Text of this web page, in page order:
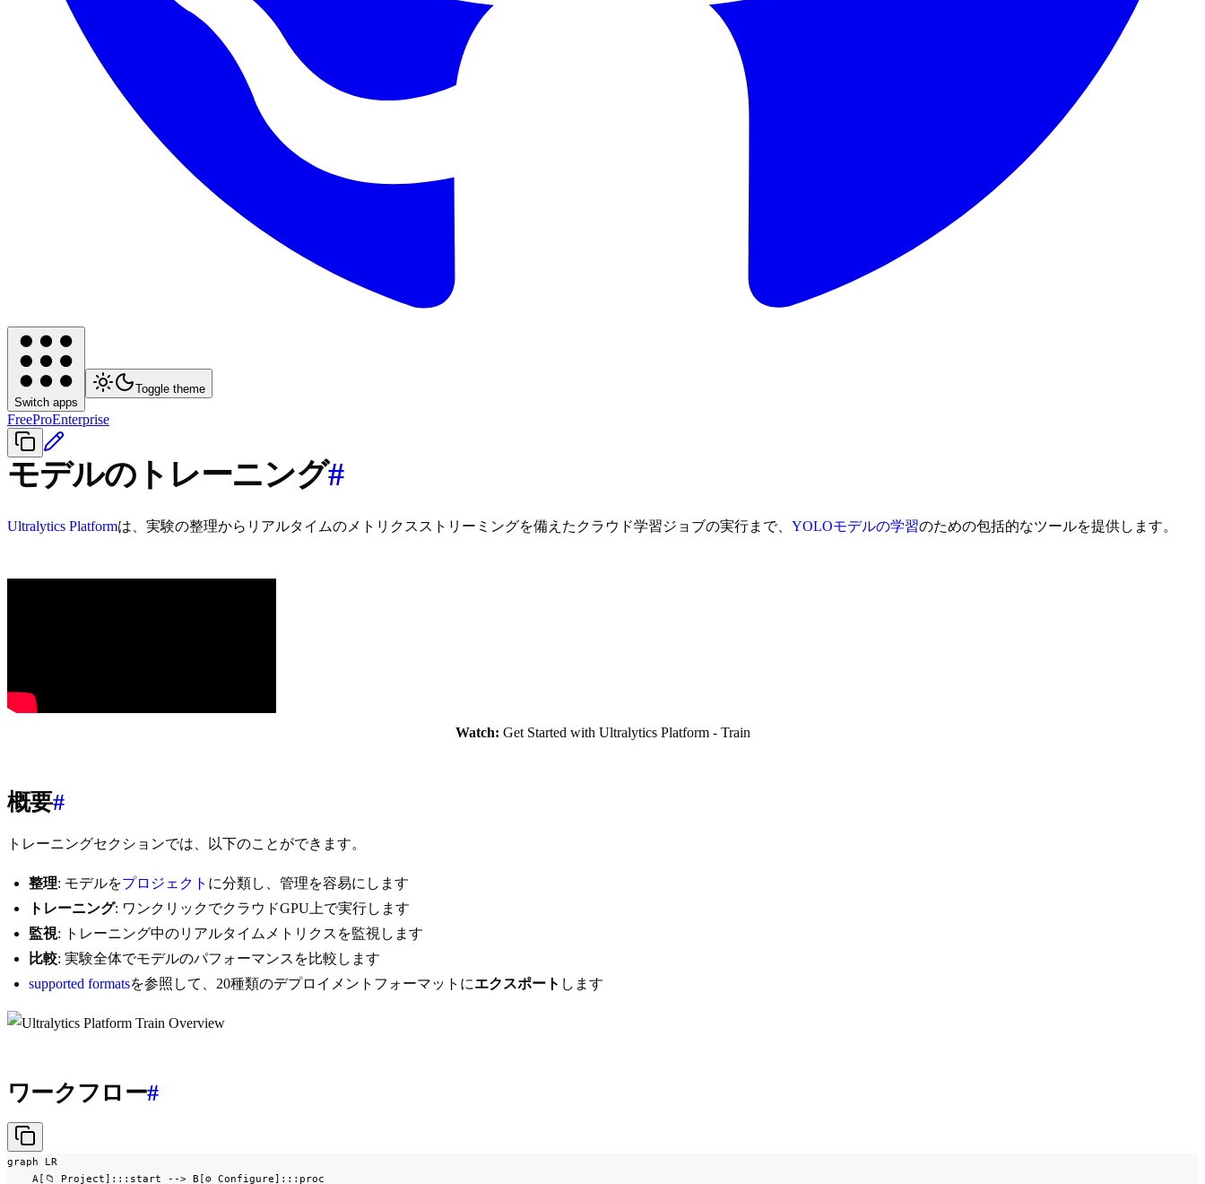
Switch apps
Toggle theme
FreeProEnterprise
モデルのトレーニング#
Ultralytics Platformは、実験の整理からリアルタイムのメトリクスストリーミングを備えたクラウド学習ジョブの実行まで、 YOLOモデルの学習のための包括的なツールを提供します。
Watch: Get Started with Ultralytics Platform - Train
概要#
トレーニングセクションでは、以下のことができます。
整理: モデルをプロジェクト に分類し、管理を容易にします
トレーニング: ワンクリックでクラウドGPU上で実行します
監視: トレーニング中のリアルタイムメトリクスを監視します
比較: 実験全体でモデルのパフォーマンスを比較します
supported formatsを参照して、20種類のデプロイメントフォーマットにエクスポート します
ワークフロー#
graph LR
    A[📁 Project]:::start --> B[⚙️ Configure]:::proc